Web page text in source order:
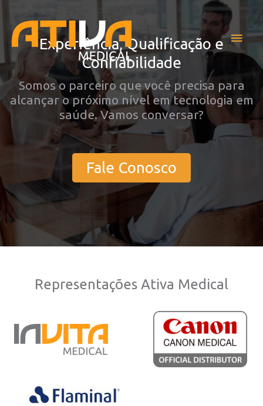
conteúdo Experiência, Qualificação e
Confiabilidade
Somos o parceiro que você precisa para
alcançar o próximo nível em tecnologia em
saúde. Vamos conversar?
Fale Conosco
Representações Ativa Medical